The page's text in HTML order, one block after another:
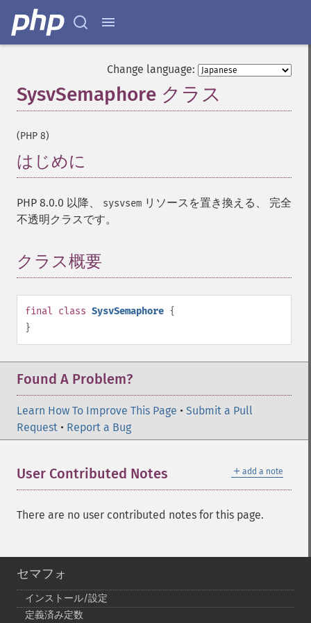
Change language:
SysvSemaphore クラス
(PHP 8)
はじめに
PHP 8.0.0 以降、 sysvsem リソースを置き換える、 完全
不透明クラスです。
クラス概要
final class SysvSemaphore {
}
Found A Problem?
Learn How To Improve This Page • Submit a Pull
Request • Report a Bug
＋ add a note
User Contributed Notes
There are no user contributed notes for this page.
セマフォ
インストール/設定
定義済み定数